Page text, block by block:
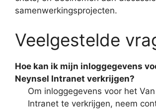
samenwerkingsprojecten.
Veelgestelde
Hoe kan ik mijn inloggegevens
Neynsel Intranet verkrijgen?
Om inloggegevens voor het
Intranet te verkrijgen, neem